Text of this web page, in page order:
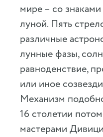
мире – со
луной. Пять
различные
лунные фазы,
равноденствие,
или иное
Механизм
16 столетии
мастерами